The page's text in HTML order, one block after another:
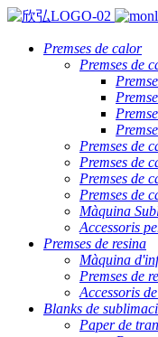
Premses de calor
Premses de
Premses de
Premses de
Premses de
Premses de
Màquina
Accessoris
Premses de resina
Màquina
Premses de
Accessoris
Blanks de
Paper de